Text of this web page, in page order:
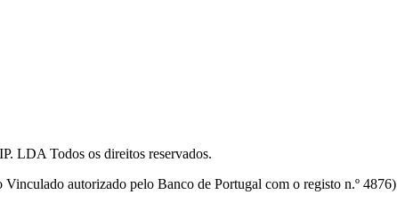
Todos os direitos reservados.
autorizado pelo Banco de Portugal com o registo n.º 4876)